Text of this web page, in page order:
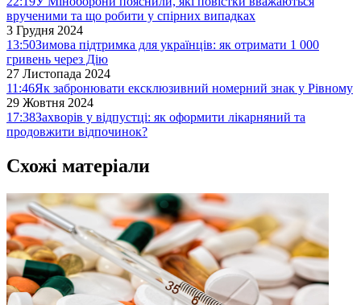
врученими та що робити у спірних випадках
3 Грудня 2024
13:50Зимова підтримка для українців: як отримати 1 000
гривень через Дію
27 Листопада 2024
11:46Як забронювати ексклюзивний номерний знак у Рівному
29 Жовтня 2024
17:38Захворів у відпустці: як оформити лікарняний та
продовжити відпочинок?
Схожі матеріали